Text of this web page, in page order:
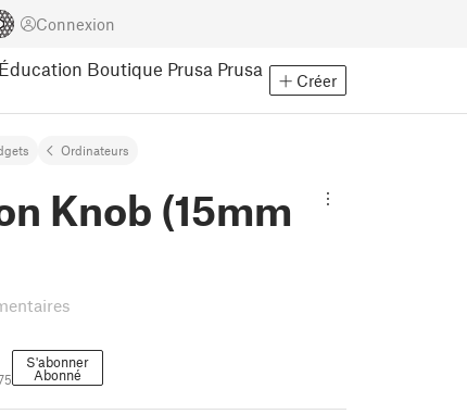
Connexion
Éducation Boutique Prusa Prusa
Créer
Ordinateurs
Knob (15mm
S'abonner
Abonné